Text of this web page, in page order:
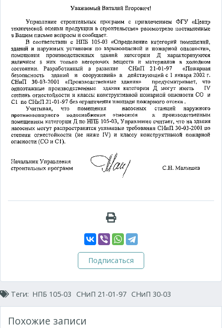
Подписаться
Теги: НПБ 105-03 СНиП 21-01-97 СНиП 30-03
Похожие записи